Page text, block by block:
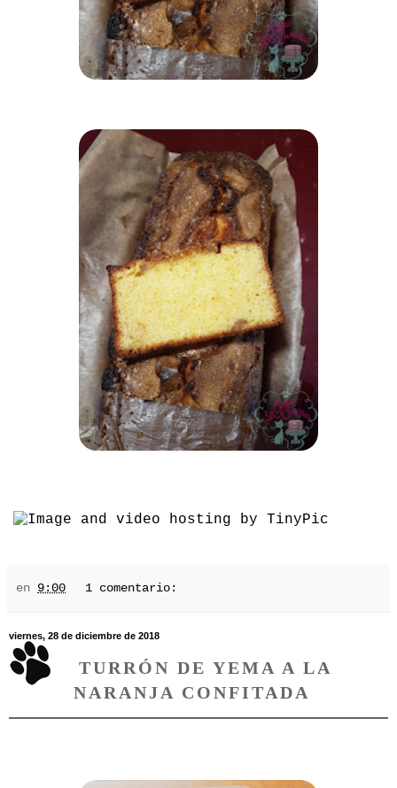
en 9:00 1 comentario:
viernes, 28 de diciembre de 2018
TURRÓN DE YEMA A LA
NARANJA CONFITADA